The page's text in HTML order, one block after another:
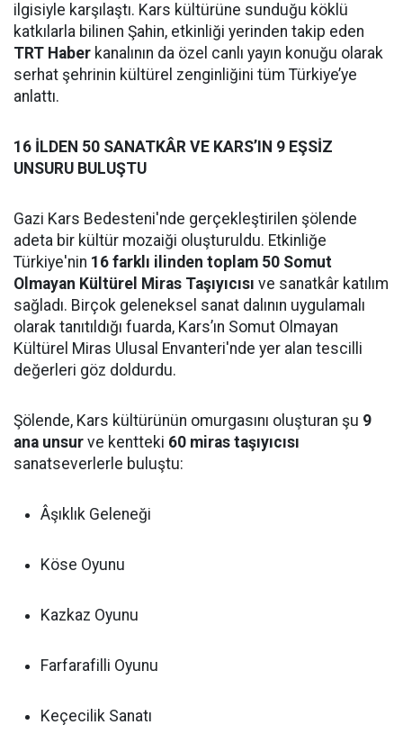
ilgisiyle karşılaştı. Kars kültürüne sunduğu köklü
katkılarla bilinen Şahin, etkinliği yerinden takip eden
TRT Haber kanalının da özel canlı yayın konuğu olarak
serhat şehrinin kültürel zenginliğini tüm Türkiye’ye
anlattı.
16 İLDEN 50 SANATKÂR VE KARS’IN 9 EŞSİZ
UNSURU BULUŞTU
Gazi Kars Bedesteni'nde gerçekleştirilen şölende
adeta bir kültür mozaiği oluşturuldu. Etkinliğe
Türkiye'nin 16 farklı ilinden toplam 50 Somut
Olmayan Kültürel Miras Taşıyıcısı ve sanatkâr katılım
sağladı. Birçok geleneksel sanat dalının uygulamalı
olarak tanıtıldığı fuarda, Kars’ın Somut Olmayan
Kültürel Miras Ulusal Envanteri'nde yer alan tescilli
değerleri göz doldurdu.
Şölende, Kars kültürünün omurgasını oluşturan şu 9
ana unsur ve kentteki 60 miras taşıyıcısı
sanatseverlerle buluştu:
Âşıklık Geleneği
Köse Oyunu
Kazkaz Oyunu
Farfarafilli Oyunu
Keçecilik Sanatı